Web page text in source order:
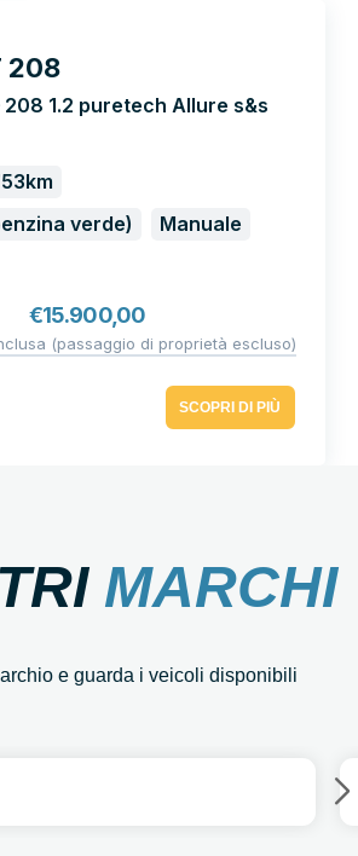
208
208 1.2 puretech Allure s&s
verde)
Manuale
€15.900,00
(passaggio di proprietà escluso)
SCOPRI DI PIÙ
MARCHI
e guarda i veicoli disponibili